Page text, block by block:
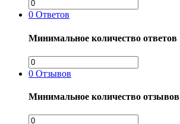
0 Ответов
Минимальное количество ответов
0 Отзывов
Минимальное количество отзывов